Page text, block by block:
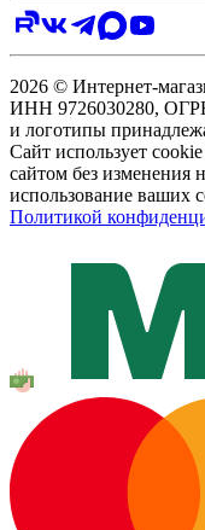
2026 © Интернет-
ИНН 9726030280,
и логотипы
Сайт использует
сайтом без изменения
использование ваших
Политикой